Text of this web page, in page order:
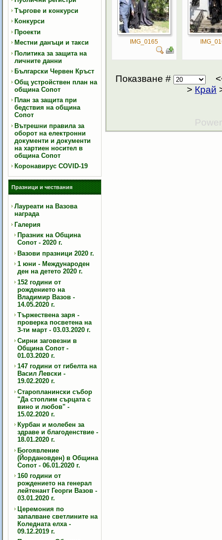
Търгове и конкурси
Конкурси
Проекти
Местни данъци и такси
Политика за защита на
личните данни
Български Червен Кръст
Общ устройствен план на
община Сопот
План за защита при
бедствия на община
Сопот
Вътрешни правила за
оборот на електронни
документи и документи
на хартиен носител в
община Сопот
Коронавирус COVID-19
Празници и чествания
Лауреати на Вазова
награда
Галерия
Празник на Община
Сопот - 2020 г.
Вазови празници 2020 г.
1 юни - Международен
ден на детето 2020 г.
152 години от
рождението на
Владимир Вазов -
14.05.2020 г.
Тържествена заря -
проверка посветена на
3-ти март - 03.03.2020 г.
Сирни заговезни в
Община Сопот -
01.03.2020 г.
147 години от гибелта на
Васил Левски -
19.02.2020 г.
Старопланински събор
"Да стоплим сърцата с
вино и любов" -
15.02.2020 г.
Курбан и молебен за
здраве и благоденствие -
18.01.2020 г.
Богоявление
(Йордановден) в Община
Сопот - 06.01.2020 г.
160 години от
рождението на генерал
лейтенант Георги Вазов -
03.01.2020 г.
Церемония по
запалване светлините на
Коледната елха -
09.12.2019 г.
IMG_0165
Показване #
> Край